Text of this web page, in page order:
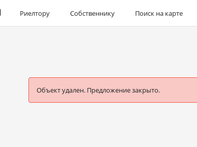
Риелтору Собственнику Поиск на карте
Объект удален. Предложение закрыто.